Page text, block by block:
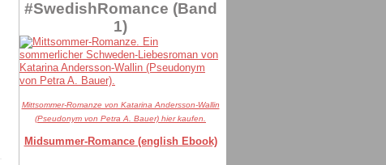
#SwedishRomance (Band
1)
Mittsommer-Romanze von Katarina Andersson-Wallin
(Pseudonym von Petra A. Bauer) hier kaufen.
Midsummer-Romance (english Ebook)